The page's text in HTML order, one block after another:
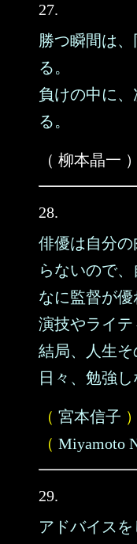
27.
勝つ瞬間は
る。
負けの中に
る。
（ 柳本晶一 ）
28.
俳優は自分
らないので
なに監督が優
演技やライテ
結局、人生そ
日々、勉強し
（ 宮本信子 ）
（ Miyamoto
29.
アドバイス